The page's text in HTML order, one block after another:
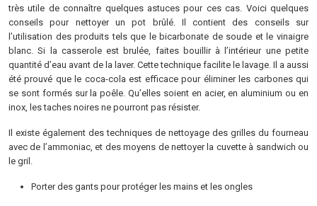
très utile de connaître quelques astuces pour ces cas. Voici quelques
conseils pour nettoyer un pot brûlé. Il contient des conseils sur
l’utilisation des produits tels que le bicarbonate de soude et le vinaigre
blanc. Si la casserole est brulée, faites bouillir à l’intérieur une petite
quantité d’eau avant de la laver. Cette technique facilite le lavage. Il a aussi
été prouvé que le coca-cola est efficace pour éliminer les carbones qui
se sont formés sur la poêle. Qu’elles soient en acier, en aluminium ou en
inox, les taches noires ne pourront pas résister.
Il existe également des techniques de nettoyage des grilles du fourneau
avec de l’ammoniac, et des moyens de nettoyer la cuvette à sandwich ou
le gril.
Porter des gants pour protéger les mains et les ongles